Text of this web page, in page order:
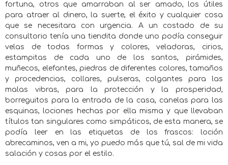
fortuna, otros que amarraban al ser amado, los útiles
para atraer al dinero, la suerte, el éxito y cualquier cosa
que se necesitara con urgencia. A un costado de su
consultorio tenía una tiendita donde uno podía conseguir
velas de todas formas y colores, veladoras, cirios,
estampitas de cada uno de los santos, pirámides,
muñecos, elefantes, piedras de diferentes colores, tamaños
y procedencias, collares, pulseras, colgantes para las
malas vibras, para la protección y la prosperidad,
borreguitos para la entrada de la casa, canelas para las
esquinas, lociones hechas por ella misma y que llevaban
títulos tan singulares como simpáticos, de esta manera, se
podía leer en las etiquetas de los frascos: loción
abrecaminos, ven a mi, yo puedo más que tú, sal de mi vida
salación y cosas por el estilo.